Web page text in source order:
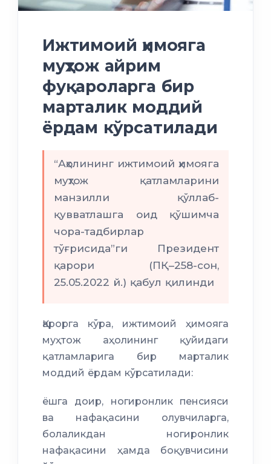
Ижтимоий ҳимояга
муҳтож айрим
фуқароларга бир
марталик моддий
ёрдам кўрсатилади
“Аҳолининг ижтимоий ҳимояга
муҳтож қатламларини
манзилли қўллаб-
қувватлашга оид қўшимча
чора-тадбирлар
тўғрисида”ги Президент
қарори (ПҚ–258-сон,
25.05.2022 й.) қабул қилинди
Қарорга кўра, ижтимоий ҳимояга
муҳтож аҳолининг қуйидаги
қатламларига бир марталик
моддий ёрдам кўрсатилади:
ёшга доир, ногиронлик пенсияси
ва нафақасини олувчиларга,
болаликдан ногиронлик
нафақасини ҳамда боқувчисини